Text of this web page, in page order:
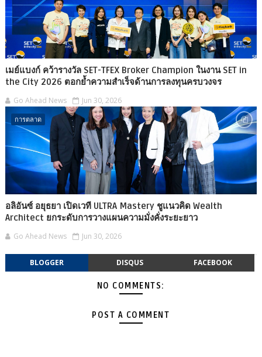
เมย์แบงก์ คว้ารางวัล SET-TFEX Broker Champion ในงาน SET in
the City 2026 ตอกย้ำความสำเร็จด้านการลงทุนครบวงจร
Go Ahead News Jun 30, 2026
การตลาด
อลิอันซ์ อยุธยา เปิดเวที ULTRA Mastery ชูแนวคิด Wealth
Architect ยกระดับการวางแผนความมั่งคั่งระยะยาว
Go Ahead News Jun 30, 2026
BLOGGER DISQUS FACEBOOK
NO COMMENTS:
POST A COMMENT